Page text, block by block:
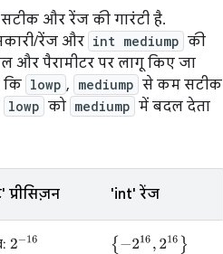
और रेंज की गारंटी है.
रेंज और int mediump की
और पैरामीटर पर लागू किए जा
कि lowp , mediump से कम सटीक
lowp को mediump में बदल देता
प्रीसिज़न 'int' रेंज
2−16 { −216,216}